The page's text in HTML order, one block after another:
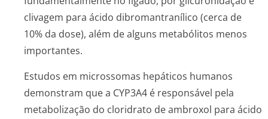
clivagem para ácido dibromantranílico (cerca de
10% da dose), além de alguns metabólitos menos
importantes.
Estudos em microssomas hepáticos humanos
demonstram que a CYP3A4 é responsável pela
metabolização do cloridrato de ambroxol para ácido